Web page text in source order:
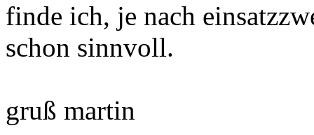
finde ich, je nach
schon sinnvoll.
gruß martin